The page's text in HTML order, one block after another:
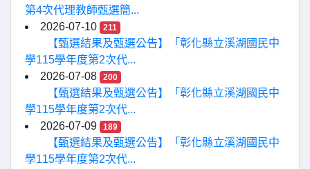
第4次代理教師甄選簡...
2026-07-10
211
【甄選結果及甄選公告】「彰化縣立溪湖國民中
學115學年度第2次代...
2026-07-08
200
【甄選結果及甄選公告】「彰化縣立溪湖國民中
學115學年度第2次代...
2026-07-09
189
【甄選結果及甄選公告】「彰化縣立溪湖國民中
學115學年度第2次代...